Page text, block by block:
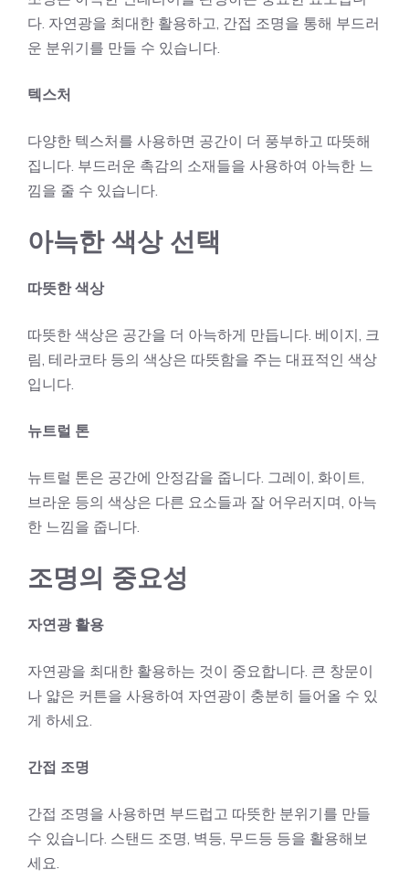
다. 자연광을 최대한 활용하고, 간접 조명을 통해 부드러
운 분위기를 만들 수 있습니다.
텍스처
다양한 텍스처를 사용하면 공간이 더 풍부하고 따뜻해
집니다. 부드러운 촉감의 소재들을 사용하여 아늑한 느
낌을 줄 수 있습니다.
아늑한 색상 선택
따뜻한 색상
따뜻한 색상은 공간을 더 아늑하게 만듭니다. 베이지, 크
림, 테라코타 등의 색상은 따뜻함을 주는 대표적인 색상
입니다.
뉴트럴 톤
뉴트럴 톤은 공간에 안정감을 줍니다. 그레이, 화이트,
브라운 등의 색상은 다른 요소들과 잘 어우러지며, 아늑
한 느낌을 줍니다.
조명의 중요성
자연광 활용
자연광을 최대한 활용하는 것이 중요합니다. 큰 창문이
나 얇은 커튼을 사용하여 자연광이 충분히 들어올 수 있
게 하세요.
간접 조명
간접 조명을 사용하면 부드럽고 따뜻한 분위기를 만들
수 있습니다. 스탠드 조명, 벽등, 무드등 등을 활용해보
세요.